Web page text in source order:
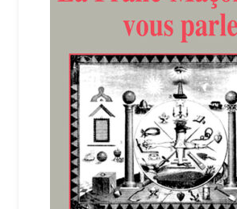
Login Customizer
Newsletter
Nous Contacter
Politique de confidentialité et cookies
Qui sommes-nous ?
Soutien à Philippe Randa